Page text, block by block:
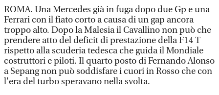
ROMA. Una Mercedes già in fuga dopo due Gp e una
Ferrari con il fiato corto a causa di un gap ancora
troppo alto. Dopo la Malesia il Cavallino non può che
prendere atto del deficit di prestazione della F14 T
rispetto alla scuderia tedesca che guida il Mondiale
costruttori e piloti. Il quarto posto di Fernando Alonso
a Sepang non può soddisfare i cuori in Rosso che con
l'era del turbo speravano nella svolta.